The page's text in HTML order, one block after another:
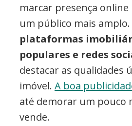
marcar presença online
um público mais amplo.
plataformas
populares e redes
destacar as qualidades
imóvel. A boa
até demorar um pouco
vende.